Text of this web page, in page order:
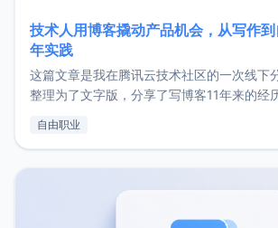
技术人用博客撬动产品机会，从写作到
年实践
这篇文章是我在腾讯云技术社区的一次线下
整理为了文字版，分享了写博客11年来的经
了我的首个产品ImgURL的真实数据和产品
自由职业